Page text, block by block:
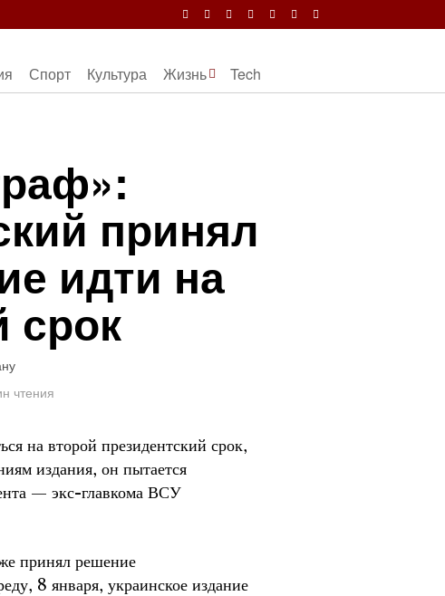
Спорт Культура Жизнь Tech
принял
идти на
срок
чтения
на второй президентский срок,
издания, он пытается
— экс-главкома ВСУ
принял решение
8 января, украинское издание